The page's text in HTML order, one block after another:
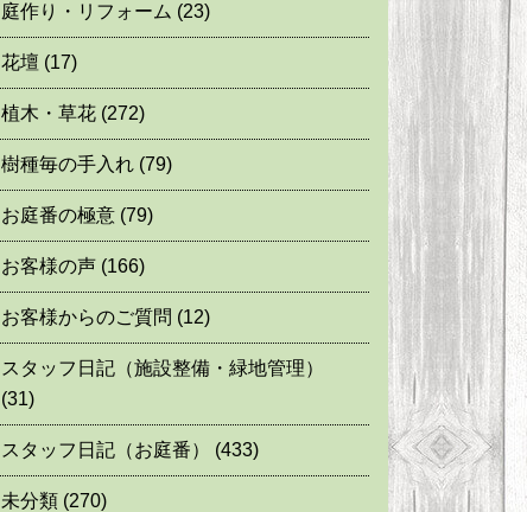
庭作り・リフォーム (23)
花壇 (17)
植木・草花 (272)
樹種毎の手入れ (79)
お庭番の極意 (79)
お客様の声 (166)
お客様からのご質問 (12)
スタッフ日記（施設整備・緑地管理）
(31)
スタッフ日記（お庭番） (433)
未分類 (270)